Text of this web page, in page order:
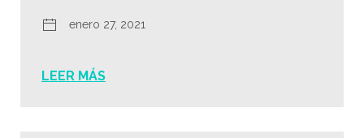
enero 27, 2021
LEER MÁS